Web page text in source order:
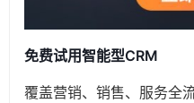
免费试用智能型CRM
覆盖营销、销售、服务全